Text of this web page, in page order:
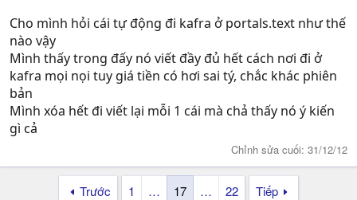
Cho mình hỏi cái tự động đi kafra ở portals.text như thế
nào vậy
Mình thấy trong đấy nó viết đầy đủ hết cách nơi đi ở
kafra mọi nọi tuy giá tiền có hơi sai tý, chắc khác phiên
bản
Mình xóa hết đi viết lại mỗi 1 cái mà chả thấy nó ý kiến
gì cả
Chỉnh sửa cuối: 31/12/12
Trước 1 … 17 … 22 Tiếp